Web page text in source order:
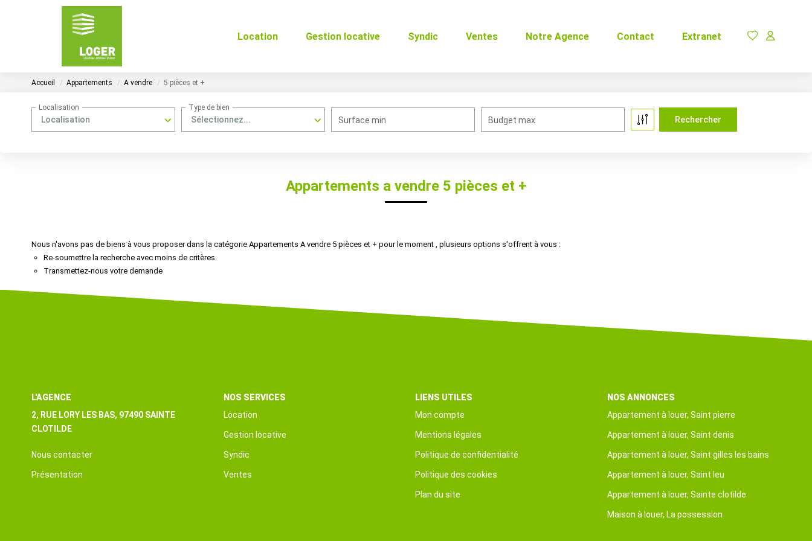
Location Gestion locative Syndic Ventes Notre Agence Contact Extranet
Accueil Appartements A vendre 5 pièces et +
Localisation
Localisation
Sélectionnez...
Type de bien
Surface min Budget max
Appartements a vendre 5 pièces et +
Nous n'avons pas de biens à vous proposer dans la catégorie Appartements A vendre 5 pièces et + pour le moment , plusieurs options s'offrent à vous :
Re-soumettre la recherche avec moins de critères.
Transmettez-nous votre demande
L'AGENCE
2, RUE LORY LES BAS, 97490 SAINTE
CLOTILDE
Nous contacter
Présentation
NOS SERVICES
Location
Gestion locative
Syndic
Ventes
LIENS UTILES
Mon compte
Mentions légales
Politique de confidentialité
Politique des cookies
Plan du site
NOS ANNONCES
Appartement à louer, Saint pierre
Appartement à louer, Saint denis
Appartement à louer, Saint gilles les bains
Appartement à louer, Saint leu
Appartement à louer, Sainte clotilde
Maison à louer, La possession